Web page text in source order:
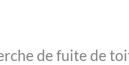
de fuite de